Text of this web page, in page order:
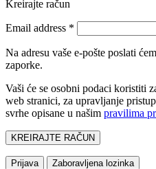
Kreirajte račun
Email address *
Na adresu vaše e-pošte poslati
zaporke.
Vaši će se osobni podaci koristiti
web stranici, za upravljanje
svrhe opisane u našim pravilima
KREIRAJTE RAČUN
Prijava Zaboravljena lozinka